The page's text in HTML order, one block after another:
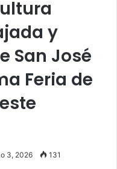
y
San José
Feria de
3, 2026 131